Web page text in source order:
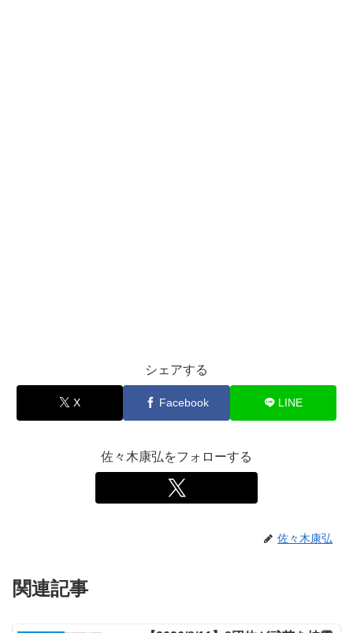
シェアする
X Facebook LINE
佐々木康弘をフォローする
佐々木康弘
関連記事